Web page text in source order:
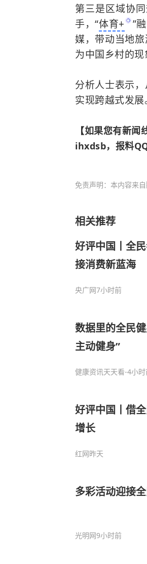
第三是区域协
手，“体育+ ”
媒，带动当地
为中国乡村的现
分析人士表示，
实现跨越式发展
【如果您有新
ihxdsb，报料
免责声明：本内容来
相关推荐
好评中国丨全
接消费新蓝海
央广网7小时前
数据里的全民
主动健身”
健康资讯天天看-4小
好评中国丨借
增长
红网昨天
多彩活动迎接
光明网9小时前